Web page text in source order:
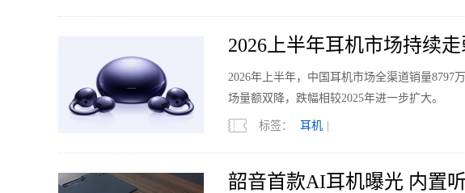
2026上半年耳机市场持续
2026年上半年，中国耳机市场全渠道销量8797
场量额双降，跌幅相较2025年进一步扩大。
标签： 耳机
韶音首款AI耳机曝光 内置